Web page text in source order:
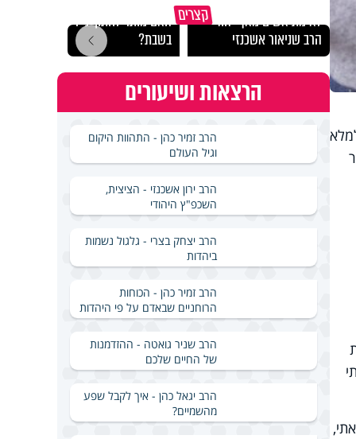
קצריםלא מתיאשים מאף יהודי -
הרב שניאור אשכנזי
האם מותר לחתוך נייר
בשבת?
הרצאות ושיעורים
הרב זמיר כהן - התהוות היקום
וגיל העולם
הרב ירון אשכנזי - הציצית,
השכפ"ץ היהודי
הרב יצחק בצרי - גלגול נשמות
ביהדות
הרב זמיר כהן - הכוחות
הרוחניים שבאדם על פי היהדות
הרב שניר גואטה - ההזדמנות
של החיים שלכם
הרב יגאל כהן - איך לקבל שפע
מהשמיים?